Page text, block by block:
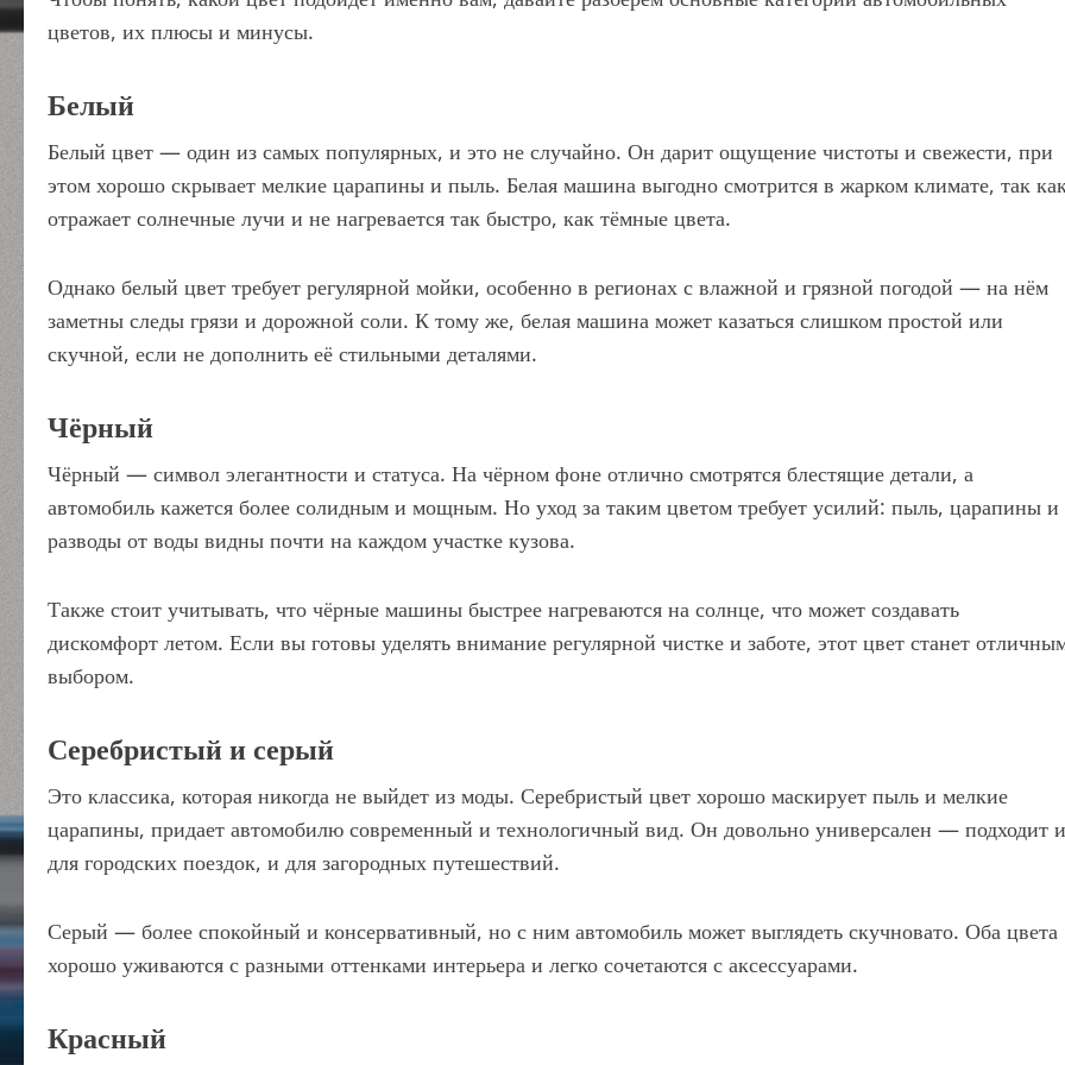
цветов, их плюсы и минусы.
Белый
Белый цвет — один из самых популярных, и это не случайно. Он дарит ощущение чистоты и свежести, при
этом хорошо скрывает мелкие царапины и пыль. Белая машина выгодно смотрится в жарком климате, так
отражает солнечные лучи и не нагревается так быстро, как тёмные цвета.
Однако белый цвет требует регулярной мойки, особенно в регионах с влажной и грязной погодой — на нём
заметны следы грязи и дорожной соли. К тому же, белая машина может казаться слишком простой или
скучной, если не дополнить её стильными деталями.
Чёрный
Чёрный — символ элегантности и статуса. На чёрном фоне отлично смотрятся блестящие детали, а
автомобиль кажется более солидным и мощным. Но уход за таким цветом требует усилий: пыль, царапины и
разводы от воды видны почти на каждом участке кузова.
Также стоит учитывать, что чёрные машины быстрее нагреваются на солнце, что может создавать
дискомфорт летом. Если вы готовы уделять внимание регулярной чистке и заботе, этот цвет станет
выбором.
Серебристый и серый
Это классика, которая никогда не выйдет из моды. Серебристый цвет хорошо маскирует пыль и мелкие
царапины, придает автомобилю современный и технологичный вид. Он довольно универсален — подходит и
для городских поездок, и для загородных путешествий.
Серый — более спокойный и консервативный, но с ним автомобиль может выглядеть скучновато. Оба цвета
хорошо уживаются с разными оттенками интерьера и легко сочетаются с аксессуарами.
Красный